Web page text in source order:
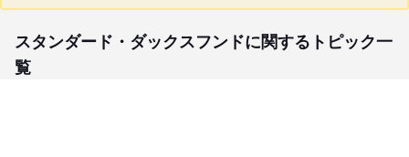
スタンダード・ダックスフンドに関するトピック一
覧